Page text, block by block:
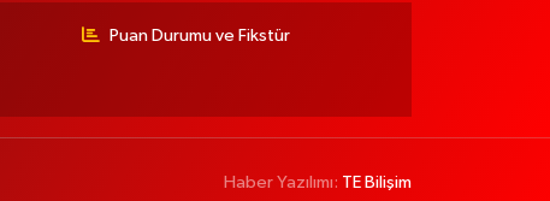
Puan Durumu ve Fikstür
Haber Yazılımı: TE Bilişim